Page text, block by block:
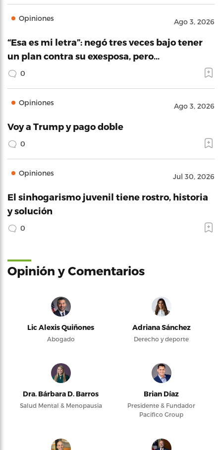
Opiniones Ago 3, 2026
“Esa es mi letra”: negó tres veces bajo tener
un plan contra su exesposa, pero…
0
Opiniones Ago 3, 2026
Voy a Trump y pago doble
0
Opiniones Jul 30, 2026
El sinhogarismo juvenil tiene rostro, historia
y solución
0
Opinión y Comentarios
Lic Alexis Quiñones
Abogado
Adriana Sánchez
Derecho y deporte
Dra. Bárbara D. Barros
Salud Mental & Menopausia
Brian Díaz
Presidente & Fundador
Pacifico Group